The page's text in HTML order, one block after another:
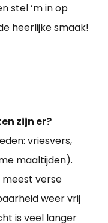
stel ‘m in op
heerlijke smaak!
zijn er?
vriesvers,
maaltijden).
meest verse
weer vrij
is veel langer